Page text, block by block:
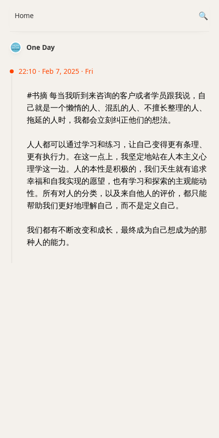
One Day
22:10 · Feb 7, 2025 · Fri
#书摘 每当我听到来咨询的客户或者学员跟我说，自
己就是一个懒惰的人、混乱的人、不擅长整理的人、
拖延的人时，我都会立刻纠正他们的想法。
人人都可以通过学习和练习，让自己变得更有条理、
更有执行力。在这一点上，我坚定地站在人本主义心
理学这一边。人的本性是积极的，我们天生就有追求
幸福和自我实现的愿望，也有学习和探索的主观能动
性。所有对人的分类，以及来自他人的评价，都只能
帮助我们更好地理解自己，而不是定义自己。
我们都有不断改变和成长，最终成为自己想成为的那
种人的能力。
Home